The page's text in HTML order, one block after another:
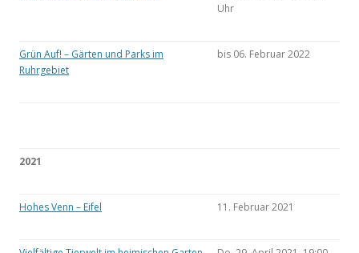
Uhr
Grün Auf! – Gärten und Parks im
Ruhrgebiet
bis 06. Februar 2022
2021
Hohes Venn – Eifel 11. Februar 2021